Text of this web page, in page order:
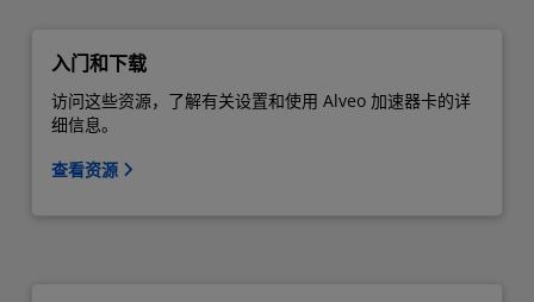
入门和下载
访问这些资源，了解有关设置和使用 Alveo 加速器卡的详
细信息。
查看资源